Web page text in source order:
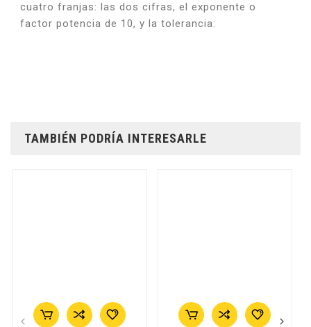
cuatro franjas: las dos cifras, el exponente o
factor potencia de 10, y la tolerancia:
TAMBIÉN PODRÍA INTERESARLE